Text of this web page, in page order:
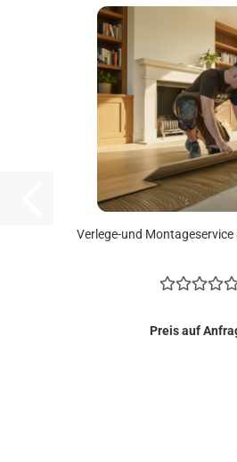
Verlege-​​und Mon­ta­ge­ser­vice
Preis auf